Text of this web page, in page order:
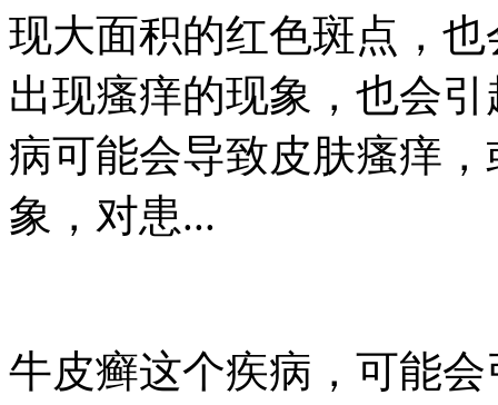
现大面积的红色斑点，
出现瘙痒的现象，也会
病可能会导致皮肤瘙痒
象，对患...
牛皮癣这个疾病，可能